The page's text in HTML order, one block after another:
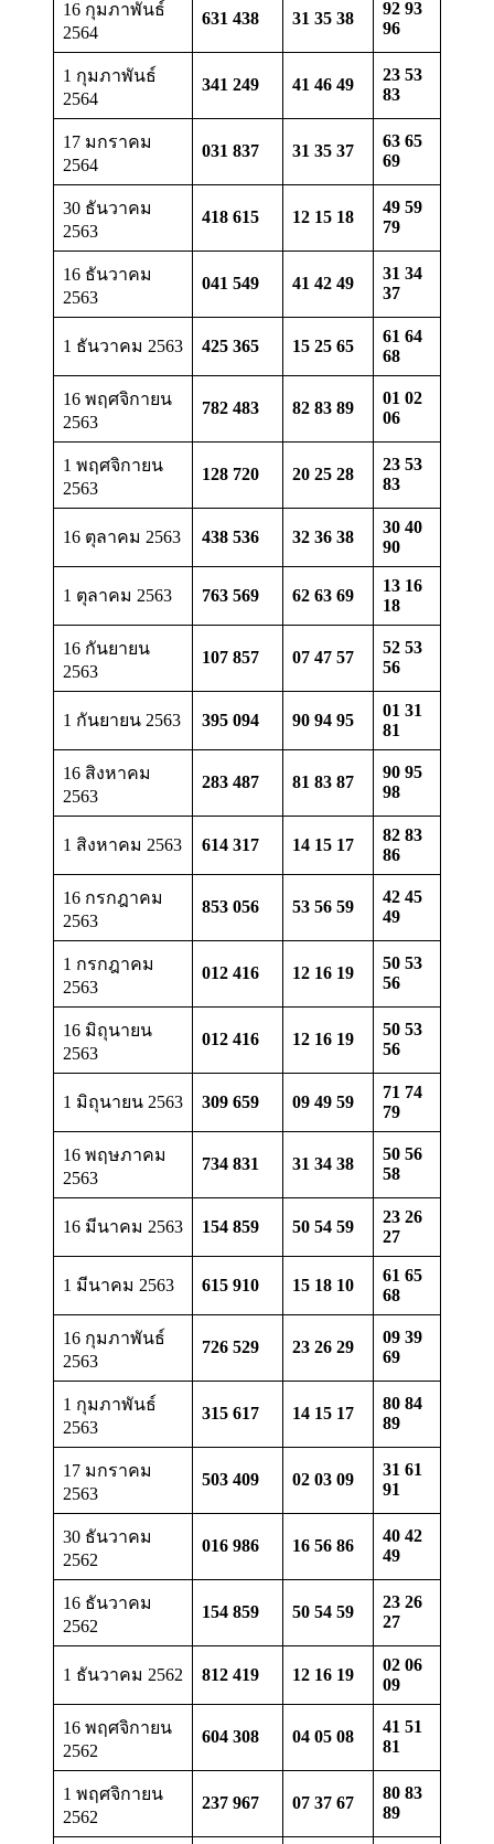
16 กุมภาพันธ์
2564
631 438 31 35 38
92 93
96
1 กุมภาพันธ์
2564
341 249 41 46 49
23 53
83
17 มกราคม
2564
031 837 31 35 37
63 65
69
30 ธันวาคม
2563
418 615 12 15 18
49 59
79
16 ธันวาคม
2563
041 549 41 42 49
31 34
37
1 ธันวาคม 2563 425 365 15 25 65
61 64
68
16 พฤศจิกายน
2563
782 483 82 83 89
01 02
06
1 พฤศจิกายน
2563
128 720 20 25 28
23 53
83
16 ตุลาคม 2563 438 536 32 36 38
30 40
90
1 ตุลาคม 2563 763 569 62 63 69
13 16
18
16 กันยายน
2563
107 857 07 47 57
52 53
56
1 กันยายน 2563 395 094 90 94 95
01 31
81
16 สิงหาคม
2563
283 487 81 83 87
90 95
98
1 สิงหาคม 2563 614 317 14 15 17
82 83
86
16 กรกฎาคม
2563
853 056 53 56 59
42 45
49
1 กรกฎาคม
2563
012 416 12 16 19
50 53
56
16 มิถุนายน
2563
012 416 12 16 19
50 53
56
1 มิถุนายน 2563 309 659 09 49 59
71 74
79
16 พฤษภาคม
2563
734 831 31 34 38
50 56
58
16 มีนาคม 2563 154 859 50 54 59
23 26
27
1 มีนาคม 2563 615 910 15 18 10
61 65
68
16 กุมภาพันธ์
2563
726 529 23 26 29
09 39
69
1 กุมภาพันธ์
2563
315 617 14 15 17
80 84
89
17 มกราคม
2563
503 409 02 03 09
31 61
91
30 ธันวาคม
2562
016 986 16 56 86
40 42
49
16 ธันวาคม
2562
154 859 50 54 59
23 26
27
1 ธันวาคม 2562 812 419 12 16 19
02 06
09
16 พฤศจิกายน
2562
604 308 04 05 08
41 51
81
1 พฤศจิกายน
2562
237 967 07 37 67
80 83
89